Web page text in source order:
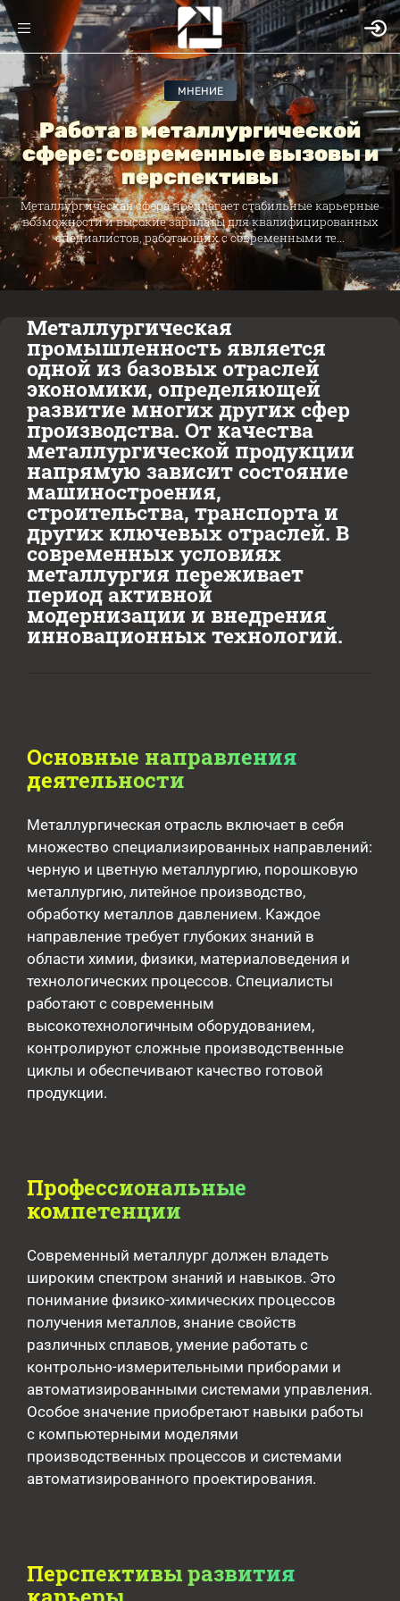
МНЕНИЕ
Работа в металлургической
сфере: современные вызовы и
перспективы
Металлургическая сфера предлагает стабильные карьерные
возможности и высокие зарплаты для квалифицированных
специалистов, работающих с современными те...
Металлургическая
промышленность является
одной из базовых отраслей
экономики, определяющей
развитие многих других сфер
производства. От качества
металлургической продукции
напрямую зависит состояние
машиностроения,
строительства, транспорта и
других ключевых отраслей. В
современных условиях
металлургия переживает
период активной
модернизации и внедрения
инновационных технологий.
Основные направления
деятельности
Металлургическая отрасль включает в себя
множество специализированных направлений:
черную и цветную металлургию, порошковую
металлургию, литейное производство,
обработку металлов давлением. Каждое
направление требует глубоких знаний в
области химии, физики, материаловедения и
технологических процессов. Специалисты
работают с современным
высокотехнологичным оборудованием,
контролируют сложные производственные
циклы и обеспечивают качество готовой
продукции.
Профессиональные
компетенции
Современный металлург должен владеть
широким спектром знаний и навыков. Это
понимание физико-химических процессов
получения металлов, знание свойств
различных сплавов, умение работать с
контрольно-измерительными приборами и
автоматизированными системами управления.
Особое значение приобретают навыки работы
с компьютерными моделями
производственных процессов и системами
автоматизированного проектирования.
Перспективы развития